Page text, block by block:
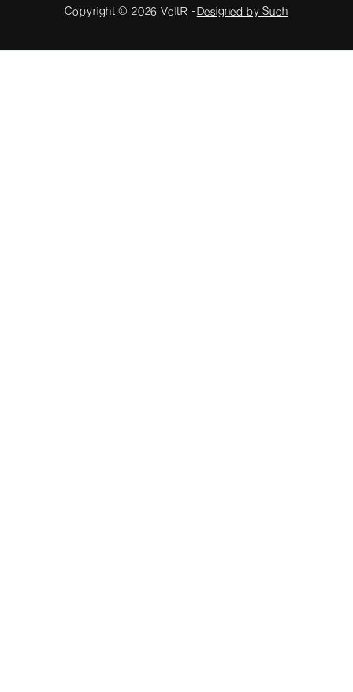
Copyright © 2026 VoltR -Designed by Such